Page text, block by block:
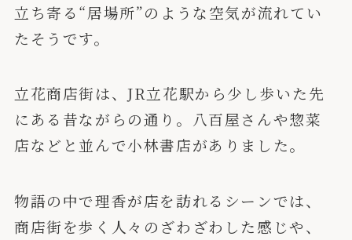
立ち寄る“居場所”のような空気が流れてい
たそうです。
立花商店街は、JR立花駅から少し歩いた先
にある昔ながらの通り。八百屋さんや惣菜
店などと並んで小林書店がありました。
物語の中で理香が店を訪れるシーンでは、
商店街を歩く人々のざわざわした感じや、